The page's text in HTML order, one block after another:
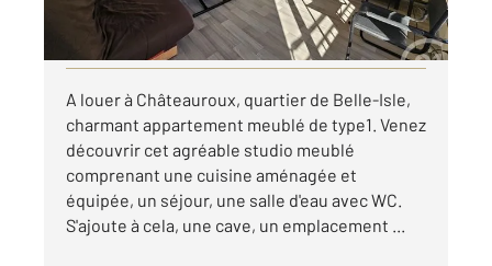
par mois charges comprises
Visiter le site dédié
A louer à Châteauroux, quartier de Belle-Isle,
charmant appartement meublé de type1. Venez
découvrir cet agréable studio meublé
comprenant une cuisine aménagée et
équipée, un séjour, une salle d'eau avec WC.
S'ajoute à cela, une cave, un emplacement ...